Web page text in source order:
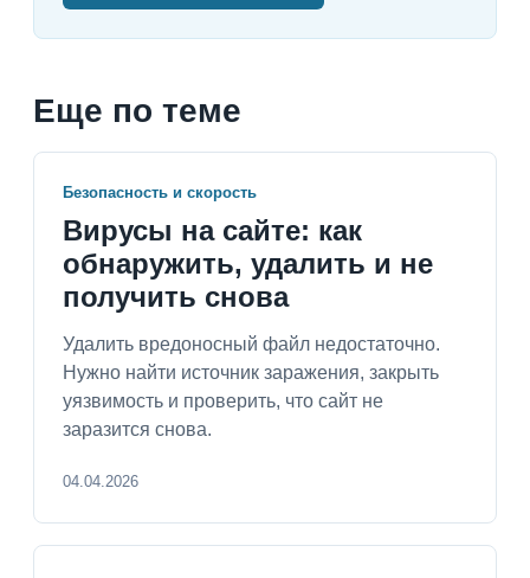
Еще по теме
Безопасность и скорость
Вирусы на сайте: как
обнаружить, удалить и не
получить снова
Удалить вредоносный файл недостаточно.
Нужно найти источник заражения, закрыть
уязвимость и проверить, что сайт не
заразится снова.
04.04.2026